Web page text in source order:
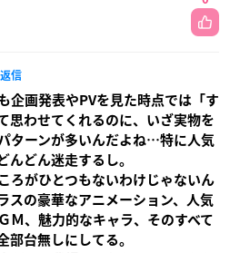
返信
企画発表やPVを見た時点では「す
思わせてくれるのに、いざ実物を
ターンが多いんだよね…特に人気
んどん迷走するし。
ろがひとつもないわけじゃないん
スの豪華なアニメーション、人気
Ｍ、魅力的なキャラ、そのすべて
部台無しにしてる。